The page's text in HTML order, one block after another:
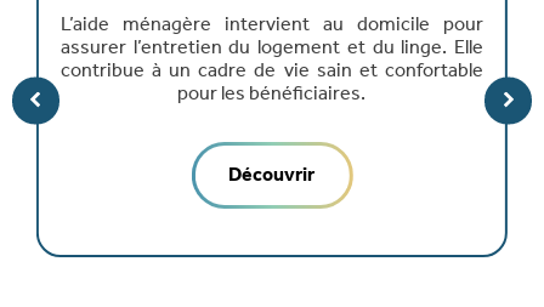
L’auxiliaire de vie accompagne les
âgées ou dépendantes dans les
essentiels du quotidien. Elle veille à leur
leur confort et au maintien de leur autonomie.
Découvrir